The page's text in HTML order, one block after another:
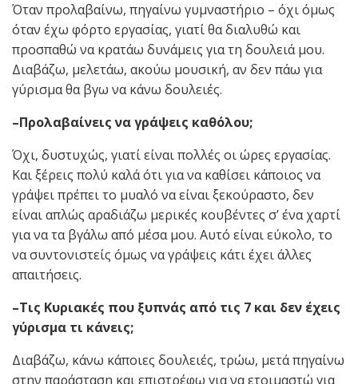
Όταν προλαβαίνω, πηγαίνω γυμναστήριο – όχι όμως
όταν έχω φόρτο εργασίας, γιατί θα διαλυθώ και
προσπαθώ να κρατάω δυνάμεις για τη δουλειά μου.
Διαβάζω, μελετάω, ακούω μουσική, αν δεν πάω για
γύρισμα θα βγω να κάνω δουλειές.
–Προλαβαίνεις να γράψεις καθόλου;
Όχι, δυστυχώς, γιατί είναι πολλές οι ώρες εργασίας.
Και ξέρεις πολύ καλά ότι για να καθίσει κάποιος να
γράψει πρέπει το μυαλό να είναι ξεκούραστο, δεν
είναι απλώς αραδιάζω μερικές κουβέντες σ’ ένα χαρτί
για να τα βγάλω από μέσα μου. Αυτό είναι εύκολο, το
να συντονιστείς όμως να γράψεις κάτι έχει άλλες
απαιτήσεις.
–Τις Κυριακές που ξυπνάς από τις 7 και δεν έχεις
γύρισμα τι κάνεις;
Διαβάζω, κάνω κάποιες δουλειές, τρώω, μετά πηγαίνω
στην παράσταση και επιστρέφω για να ετοιμαστώ για